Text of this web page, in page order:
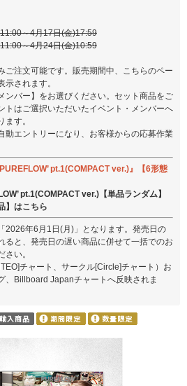
～4月17日(金)17:59
～4月24日(金)10:59
ご注文可能です。販売期間中、こちらのペー
されます。
ンバー】をお選びください。セット商品をご
トはご選択いただいたイベント・メンバーへ
す。
動エントリーになり、お客様からの応募作業
pt.1(COMPACT ver.)』【6形態
pt.1(COMPACT ver.)【単品ランダム】
】はこちら
2026年6月1日(月)」となります。発売日の
ると、発売日の遅い商品に併せて一括でのお
い。
チャート、サークル[Circle]チャート）お
、Billboard Japanチャートへ反映されま